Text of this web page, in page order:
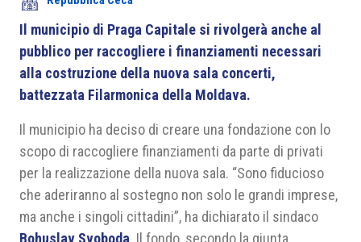
Progetti
Area riservata
Il municipio di Praga Capitale si rivolgerà anche al
pubblico per raccogliere i finanziamenti necessari
alla costruzione della nuova sala concerti,
battezzata Filarmonica della Moldava.
Il municipio ha deciso di creare una fondazione con lo
scopo di raccogliere finanziamenti da parte di privati
per la realizzazione della nuova sala. “Sono fiducioso
che aderiranno al sostegno non solo le grandi imprese,
ma anche i singoli cittadini”, ha dichiarato il sindaco
Bohuslav Svoboda. Il fondo, secondo la giunta,